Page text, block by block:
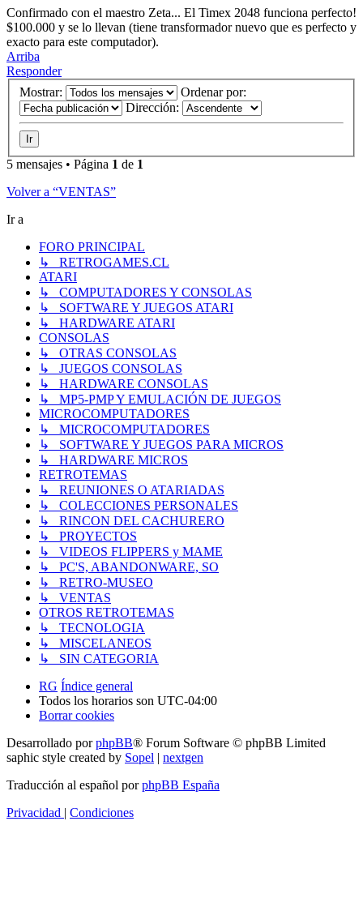
Confirmado con el maestro Zeta... El Timex 2048 funciona perfecto!
$100.000 y se lo llevan (tiene transformador nuevo que es perfecto y
exacto para este computador).
Arriba
Responder
Mostrar:
Ordenar por:
Dirección:
5 mensajes • Página 1 de 1
Volver a “VENTAS”
Ir a
FORO PRINCIPAL
↳ RETROGAMES.CL
ATARI
↳ COMPUTADORES Y CONSOLAS
↳ SOFTWARE Y JUEGOS ATARI
↳ HARDWARE ATARI
CONSOLAS
↳ OTRAS CONSOLAS
↳ JUEGOS CONSOLAS
↳ HARDWARE CONSOLAS
↳ MP5-PMP Y EMULACIÓN DE JUEGOS
MICROCOMPUTADORES
↳ MICROCOMPUTADORES
↳ SOFTWARE Y JUEGOS PARA MICROS
↳ HARDWARE MICROS
RETROTEMAS
↳ REUNIONES O ATARIADAS
↳ COLECCIONES PERSONALES
↳ RINCON DEL CACHURERO
↳ PROYECTOS
↳ VIDEOS FLIPPERS y MAME
↳ PC'S, ABANDONWARE, SO
↳ RETRO-MUSEO
↳ VENTAS
OTROS RETROTEMAS
↳ TECNOLOGIA
↳ MISCELANEOS
↳ SIN CATEGORIA
RG Índice general
Todos los horarios son UTC-04:00
Borrar cookies
Desarrollado porphpBB® Forum Software © phpBB Limited
saphic style created by Sopel | nextgen
Traducción al español porphpBB España
Privacidad | Condiciones